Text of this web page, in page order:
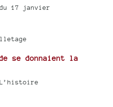
17 janvier
se donnaient la